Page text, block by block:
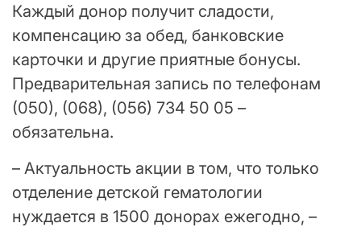
Каждый донор получит сладости,
компенсацию за обед, банковские
карточки и другие приятные бонусы.
Предварительная запись по телефонам
(050), (068), (056) 734 50 05 –
обязательна.
– Актуальность акции в том, что только
отделение детской гематологии
нуждается в 1500 донорах ежегодно, –